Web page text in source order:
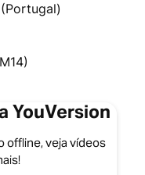
YouVersion
offline, veja vídeos